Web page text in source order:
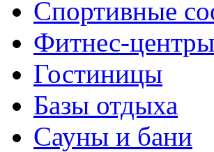
Спортивные
Фитнес-центры
Гостиницы
Базы отдыха
Сауны и бани